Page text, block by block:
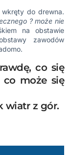
do drewna.
? może nie
na obstawie
zawodów
co się
może się
wiatr z gór.